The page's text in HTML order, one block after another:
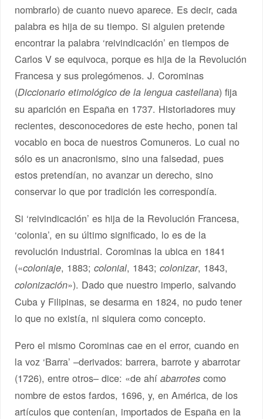
nombrarlo) de cuanto nuevo aparece. Es decir, cada
palabra es hija de su tiempo. Si alguien pretende
encontrar la palabra ‘reivindicación’ en tiempos de
Carlos V se equivoca, porque es hija de la Revolución
Francesa y sus prolegómenos. J. Corominas
(Diccionario etimológico de la lengua castellana) fija
su aparición en España en 1737. Historiadores muy
recientes, desconocedores de este hecho, ponen tal
vocablo en boca de nuestros Comuneros. Lo cual no
sólo es un anacronismo, sino una falsedad, pues
estos pretendían, no avanzar un derecho, sino
conservar lo que por tradición les correspondía.
Si ‘reivindicación’ es hija de la Revolución Francesa,
‘colonia’, en su último significado, lo es de la
revolución industrial. Corominas la ubica en 1841
(«coloniaje, 1883;colonial, 1843;colonizar, 1843,
colonización»). Dado que nuestro imperio, salvando
Cuba y Filipinas, se desarma en 1824, no pudo tener
lo que no existía, ni siquiera como concepto.
Pero el mismo Corominas cae en el error, cuando en
la voz ‘Barra’ –derivados: barrera, barrote y abarrotar
(1726), entre otros– dice: «de ahíabarrotes como
nombre de estos fardos, 1696, y, en América, de los
artículos que contenían, importados de España en la